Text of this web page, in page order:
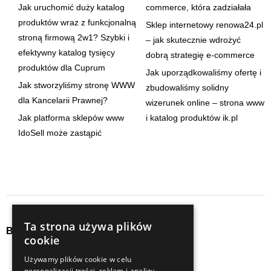
Jak uruchomić duży katalog
produktów wraz z funkcjonalną
stroną firmową 2w1? Szybki i
efektywny katalog tysięcy
produktów dla Cuprum
Jak stworzyliśmy stronę WWW
dla Kancelarii Prawnej?
Jak platforma sklepów www
IdoSell może zastąpić
commerce, która zadziałała
Sklep internetowy renowa24.pl
– jak skutecznie wdrożyć
dobrą strategię e-commerce
Jak uporządkowaliśmy ofertę i
zbudowaliśmy solidny
wizerunek online – strona www
i katalog produktów ik.pl
Baza wiedzy
audyty
Ta strona używa plików
cookie
Używamy plików cookie w celu